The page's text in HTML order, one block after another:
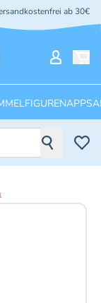
ab 30€
APPS